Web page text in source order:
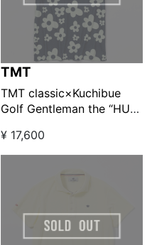
TMT
TMT classic×Kuchibue
Golf Gentleman the “HUT”
ポロシャツ ネイビー
【GO/LOOK!限定販売】
¥ 17,600